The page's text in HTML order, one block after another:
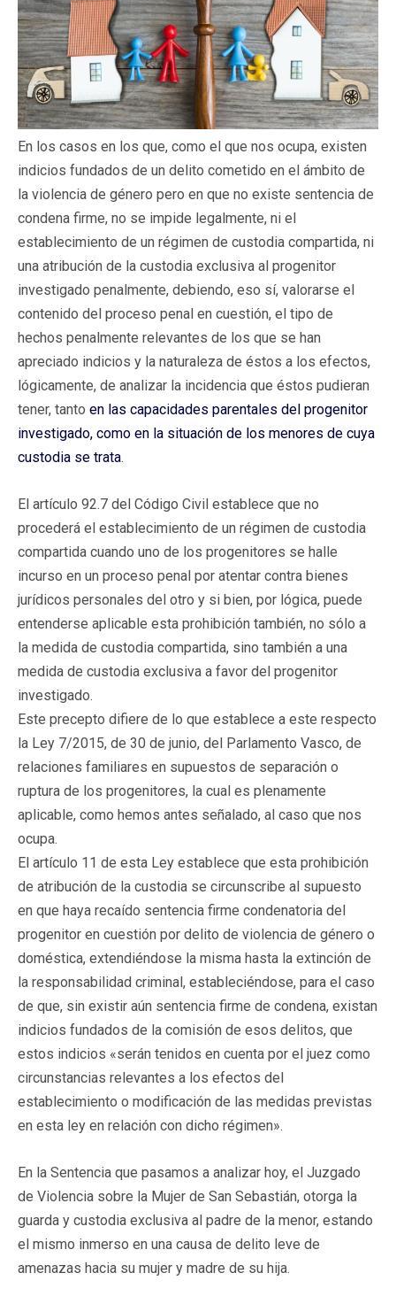
En los casos en los que, como el que nos ocupa, existen
indicios fundados de un delito cometido en el ámbito de
la violencia de género pero en que no existe sentencia de
condena firme, no se impide legalmente, ni el
establecimiento de un régimen de custodia compartida, ni
una atribución de la custodia exclusiva al progenitor
investigado penalmente, debiendo, eso sí, valorarse el
contenido del proceso penal en cuestión, el tipo de
hechos penalmente relevantes de los que se han
apreciado indicios y la naturaleza de éstos a los efectos,
lógicamente, de analizar la incidencia que éstos pudieran
tener, tanto en las capacidades parentales del progenitor
investigado, como en la situación de los menores de cuya
custodia se trata.
El artículo 92.7 del Código Civil establece que no
procederá el establecimiento de un régimen de custodia
compartida cuando uno de los progenitores se halle
incurso en un proceso penal por atentar contra bienes
jurídicos personales del otro y si bien, por lógica, puede
entenderse aplicable esta prohibición también, no sólo a
la medida de custodia compartida, sino también a una
medida de custodia exclusiva a favor del progenitor
investigado.
Este precepto difiere de lo que establece a este respecto
la Ley 7/2015, de 30 de junio, del Parlamento Vasco, de
relaciones familiares en supuestos de separación o
ruptura de los progenitores, la cual es plenamente
aplicable, como hemos antes señalado, al caso que nos
ocupa.
El artículo 11 de esta Ley establece que esta prohibición
de atribución de la custodia se circunscribe al supuesto
en que haya recaído sentencia firme condenatoria del
progenitor en cuestión por delito de violencia de género o
doméstica, extendiéndose la misma hasta la extinción de
la responsabilidad criminal, estableciéndose, para el caso
de que, sin existir aún sentencia firme de condena, existan
indicios fundados de la comisión de esos delitos, que
estos indicios «serán tenidos en cuenta por el juez como
circunstancias relevantes a los efectos del
establecimiento o modificación de las medidas previstas
en esta ley en relación con dicho régimen».
En la Sentencia que pasamos a analizar hoy, el Juzgado
de Violencia sobre la Mujer de San Sebastián, otorga la
guarda y custodia exclusiva al padre de la menor, estando
el mismo inmerso en una causa de delito leve de
amenazas hacia su mujer y madre de su hija.